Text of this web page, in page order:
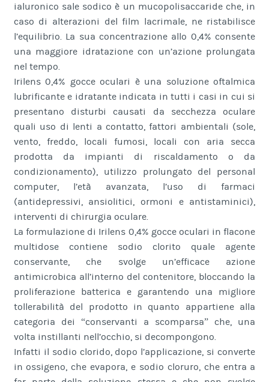
ialuronico sale sodico è un mucopolisaccaride che, in
caso di alterazioni del film lacrimale, ne ristabilisce
l’equilibrio. La sua concentrazione allo 0,4% consente
una maggiore idratazione con un’azione prolungata
nel tempo.
Irilens 0,4% gocce oculari è una soluzione oftalmica
lubrificante e idratante indicata in tutti i casi in cui si
presentano disturbi causati da secchezza oculare
quali uso di lenti a contatto, fattori ambientali (sole,
vento, freddo, locali fumosi, locali con aria secca
prodotta da impianti di riscaldamento o da
condizionamento), utilizzo prolungato del personal
computer, l’età avanzata, l’uso di farmaci
(antidepressivi, ansiolitici, ormoni e antistaminici),
interventi di chirurgia oculare.
La formulazione di Irilens 0,4% gocce oculari in flacone
multidose contiene sodio clorito quale agente
conservante, che svolge un’efficace azione
antimicrobica all’interno del contenitore, bloccando la
proliferazione batterica e garantendo una migliore
tollerabilità del prodotto in quanto appartiene alla
categoria dei “conservanti a scomparsa” che, una
volta instillanti nell’occhio, si decompongono.
Infatti il sodio clorido, dopo l’applicazione, si converte
in ossigeno, che evapora, e sodio cloruro, che entra a